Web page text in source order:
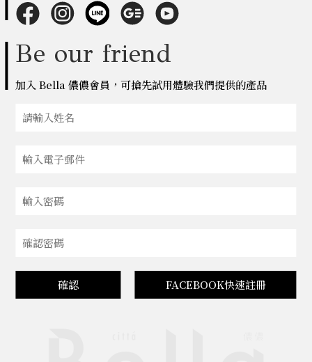
Be our friend
加入 Bella 儂儂會員，可搶先試用體驗我們提供的產品
確認 FACEBOOK快速註冊